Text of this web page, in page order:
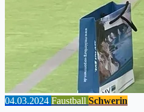
04.03.2024 Faustball Schwerin